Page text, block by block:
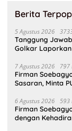
Berita
5 Agustus 2026
Tanggung
Golkar Laporkan
7 Agustus 2026 797
Firman
Sasaran, Minta
6 Agustus 2026 593
Firman
dengan